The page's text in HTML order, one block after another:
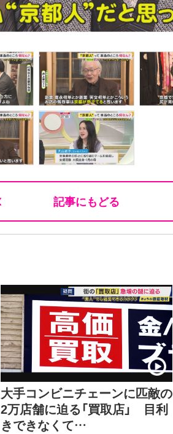
記事にもどる
大手コンビニチェーンに匹敵の
2万店舗に迫る「買取店」 目利
きできなくて…